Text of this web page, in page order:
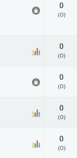
0
(0)
0
(0)
0
(0)
0
(0)
0
(0)